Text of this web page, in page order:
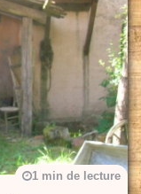
1 min de lecture